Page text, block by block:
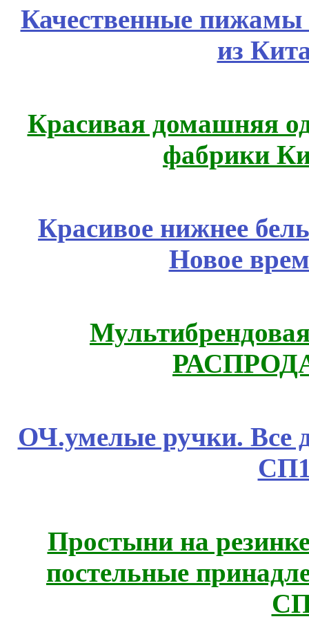
Качественные пижамы
из
Красивая домашняя
фабрики
Красивое нижнее
Новое
ОЧ.умелые ручки. Все
Простыни на
постельные